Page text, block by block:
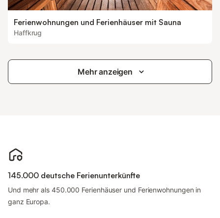
Ferienwohnungen und Ferienhäuser mit Sauna
Haffkrug
Mehr anzeigen
145.000 deutsche Ferienunterkünfte
Und mehr als 450.000 Ferienhäuser und Ferienwohnungen in
ganz Europa.